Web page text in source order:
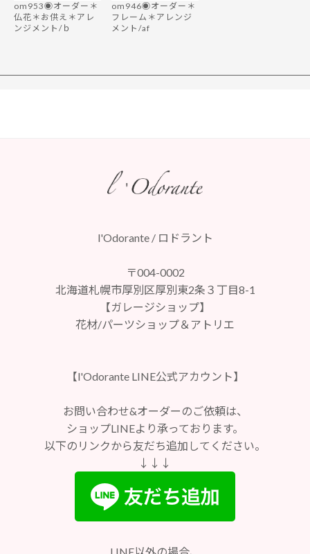
om953◉オーダー＊
仏花＊お供え＊アレ
ンジメント/ｂ
om946◉オーダー＊
フレーム＊アレンジ
メント/af
l'Odorante / ロドラント
〒004-0002
北海道札幌市厚別区厚別東2条３丁目8-1
【ガレージショップ】
花材/パーツショップ＆アトリエ
【l'Odorante LINE公式アカウント】
お問い合わせ&オーダーのご依頼は、
ショップLINEより承っております。
以下のリンクから友だち追加してください。
↓↓↓
LINE以外の場合、